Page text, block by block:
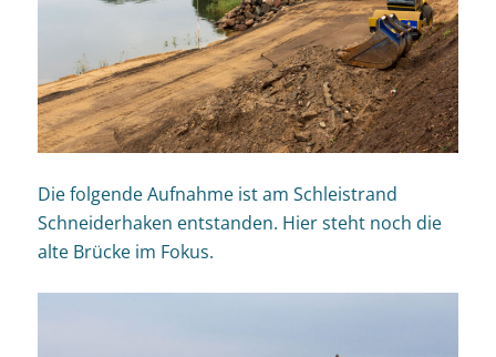
Die folgende Aufnahme ist am Schleistrand
Schneiderhaken entstanden. Hier steht noch die
alte Brücke im Fokus.